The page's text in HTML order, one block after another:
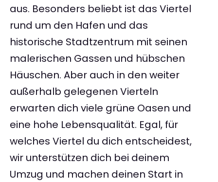
aus. Besonders beliebt ist das Viertel
rund um den Hafen und das
historische Stadtzentrum mit seinen
malerischen Gassen und hübschen
Häuschen. Aber auch in den weiter
außerhalb gelegenen Vierteln
erwarten dich viele grüne Oasen und
eine hohe Lebensqualität. Egal, für
welches Viertel du dich entscheidest,
wir unterstützen dich bei deinem
Umzug und machen deinen Start in